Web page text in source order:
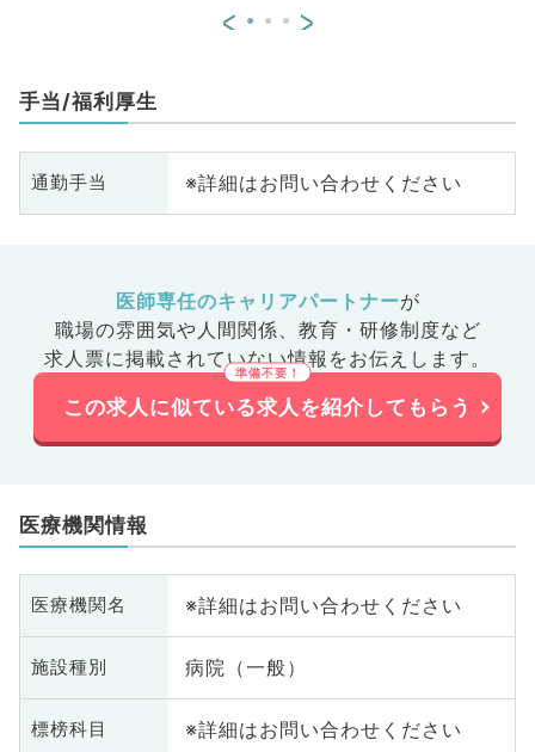
< >
手当/福利厚生
通勤手当 ※詳細はお問い合わせください
医師専任のキャリアパートナーが
職場の雰囲気や人間関係、 教育・研修制度など
求人票に掲載されていない情報をお伝えします。
この求人に似ている求人を紹介してもらう
医療機関情報
医療機関名 ※詳細はお問い合わせください
施設種別 病院（一般）
標榜科目 ※詳細はお問い合わせください